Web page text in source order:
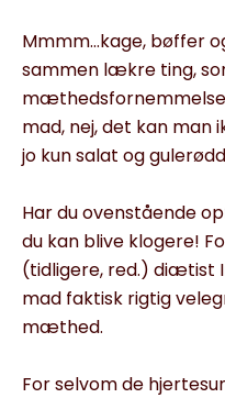
Mmmm…kage, bøffer
sammen lækre ting,
mad, nej, det kan
jo kun salat og
Har du ovenstående
du kan blive klogere!
(tidligere, red.) diætist
mad faktisk rigtig
mæthed.
For selvom de